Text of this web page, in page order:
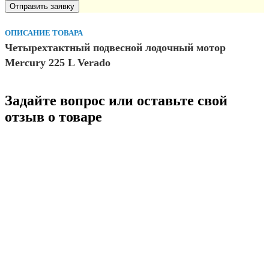
ОПИСАНИЕ ТОВАРА
Четырехтактный подвесной лодочный мотор
Mercury 225 L Verado
Задайте вопрос или оставьте свой
отзыв о товаре